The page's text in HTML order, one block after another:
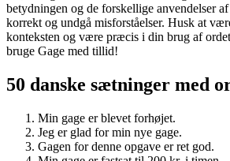
betydningen og de forskellige anvendelser
korrekt og undgå misforståelser. Husk at
konteksten og være præcis i din brug af
bruge Gage med tillid!
50 danske sætninger med
Min gage er blevet forhøjet.
Jeg er glad for min nye gage.
Gagen for denne opgave er ret god.